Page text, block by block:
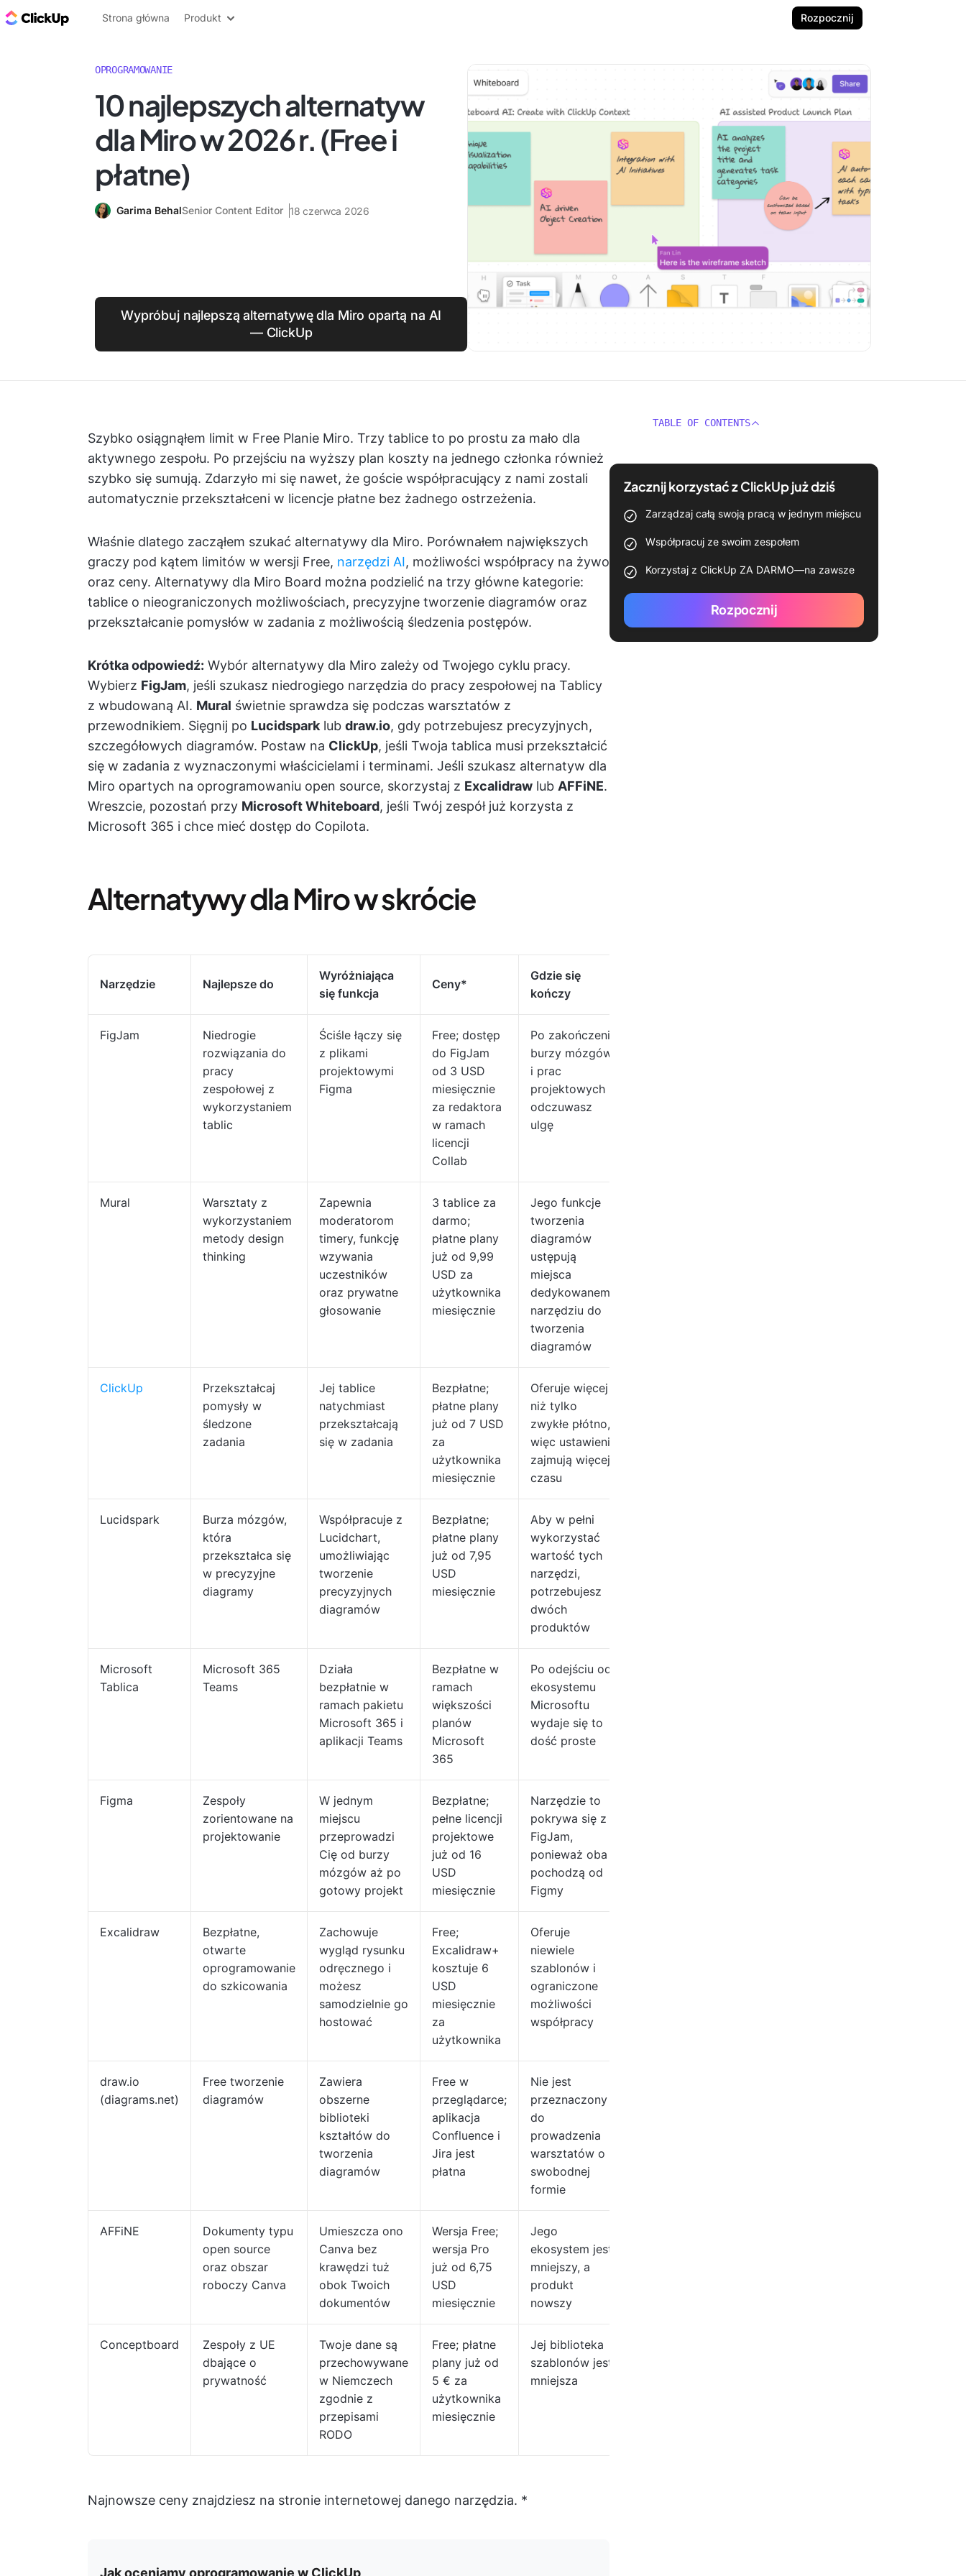
ClickUp Blog
Strona główna Produkt Rozpocznij
OPROGRAMOWANIE
10 najlepszych alternatyw
dla Miro w 2026 r. (Free i
płatne)
Garima BehalSenior Content Editor 18 czerwca 2026
Wypróbuj najlepszą alternatywę dla Miro opartą na AI
— ClickUp
Szybko osiągnąłem limit w Free Planie Miro. Trzy tablice to po prostu za mało dla
aktywnego zespołu. Po przejściu na wyższy plan koszty na jednego członka również
szybko się sumują. Zdarzyło mi się nawet, że goście współpracujący z nami zostali
automatycznie przekształceni w licencje płatne bez żadnego ostrzeżenia.
Właśnie dlatego zacząłem szukać alternatywy dla Miro. Porównałem największych
graczy pod kątem limitów w wersji Free, narzędzi AI, możliwości współpracy na żywo
oraz ceny. Alternatywy dla Miro Board można podzielić na trzy główne kategorie:
tablice o nieograniczonych możliwościach, precyzyjne tworzenie diagramów oraz
przekształcanie pomysłów w zadania z możliwością śledzenia postępów.
Krótka odpowiedź: Wybór alternatywy dla Miro zależy od Twojego cyklu pracy.
Wybierz FigJam, jeśli szukasz niedrogiego narzędzia do pracy zespołowej na Tablicy
z wbudowaną AI. Mural świetnie sprawdza się podczas warsztatów z
przewodnikiem. Sięgnij po Lucidspark lub draw.io, gdy potrzebujesz precyzyjnych,
szczegółowych diagramów. Postaw na ClickUp, jeśli Twoja tablica musi przekształcić
się w zadania z wyznaczonymi właścicielami i terminami. Jeśli szukasz alternatyw dla
Miro opartych na oprogramowaniu open source, skorzystaj z Excalidraw lub AFFiNE.
Wreszcie, pozostań przy Microsoft Whiteboard, jeśli Twój zespół już korzysta z
Microsoft 365 i chce mieć dostęp do Copilota.
Alternatywy dla Miro w skrócie
Narzędzie Najlepsze do
Wyróżniająca
się funkcja
Ceny*
Gdzie się
kończy
FigJam
Niedrogie
rozwiązania do
pracy
zespołowej z
wykorzystaniem
tablic
Ściśle łączy się
z plikami
projektowymi
Figma
Free; dostęp
do FigJam
od 3 USD
miesięcznie
za redaktora
w ramach
licencji
Collab
Po zakończeniu
burzy mózgów
i prac
projektowych
odczuwasz
ulgę
Mural
Warsztaty z
wykorzystaniem
metody design
thinking
Zapewnia
moderatorom
timery, funkcję
wzywania
uczestników
oraz prywatne
głosowanie
3 tablice za
darmo;
płatne plany
już od 9,99
USD za
użytkownika
miesięcznie
Jego funkcje
tworzenia
diagramów
ustępują
miejsca
dedykowanemu
narzędziu do
tworzenia
diagramów
ClickUp
Przekształcaj
pomysły w
śledzone
zadania
Jej tablice
natychmiast
przekształcają
się w zadania
Bezpłatne;
płatne plany
już od 7 USD
za
użytkownika
miesięcznie
Oferuje więcej
niż tylko
zwykłe płótno,
więc ustawienia
zajmują więcej
czasu
Lucidspark
Burza mózgów,
która
przekształca się
w precyzyjne
diagramy
Współpracuje z
Lucidchart,
umożliwiając
tworzenie
precyzyjnych
diagramów
Bezpłatne;
płatne plany
już od 7,95
USD
miesięcznie
Aby w pełni
wykorzystać
wartość tych
narzędzi,
potrzebujesz
dwóch
produktów
Microsoft
Tablica
Microsoft 365
Teams
Działa
bezpłatnie w
ramach pakietu
Microsoft 365 i
aplikacji Teams
Bezpłatne w
ramach
większości
planów
Microsoft
365
Po odejściu od
ekosystemu
Microsoftu
wydaje się to
dość proste
Figma
Zespoły
zorientowane na
projektowanie
W jednym
miejscu
przeprowadzi
Cię od burzy
mózgów aż po
gotowy projekt
Bezpłatne;
pełne licencji
projektowe
już od 16
USD
miesięcznie
Narzędzie to
pokrywa się z
FigJam,
ponieważ oba
pochodzą od
Figmy
Excalidraw
Bezpłatne,
otwarte
oprogramowanie
do szkicowania
Zachowuje
wygląd rysunku
odręcznego i
możesz
samodzielnie go
hostować
Free;
Excalidraw+
kosztuje 6
USD
miesięcznie
za
użytkownika
Oferuje
niewiele
szablonów i
ograniczone
możliwości
współpracy
draw.io
(diagrams.net)
Free tworzenie
diagramów
Zawiera
obszerne
biblioteki
kształtów do
tworzenia
diagramów
Free w
przeglądarce;
aplikacja
Confluence i
Jira jest
płatna
Nie jest
przeznaczony
do
prowadzenia
warsztatów o
swobodnej
formie
AFFiNE
Dokumenty typu
open source
oraz obszar
roboczy Canva
Umieszcza ono
Canva bez
krawędzi tuż
obok Twoich
dokumentów
Wersja Free;
wersja Pro
już od 6,75
USD
miesięcznie
Jego
ekosystem jest
mniejszy, a
produkt
nowszy
Conceptboard
Zespoły z UE
dbające o
prywatność
Twoje dane są
przechowywane
w Niemczech
zgodnie z
przepisami
RODO
Free; płatne
plany już od
5 € za
użytkownika
miesięcznie
Jej biblioteka
szablonów jest
mniejsza
Najnowsze ceny znajdziesz na stronie internetowej danego narzędzia. *
Jak oceniamy oprogramowanie w ClickUp
TABLE OF CONTENTS
Zacznij korzystać z ClickUp już dziś
Zarządzaj całą swoją pracą w jednym miejscu
Współpracuj ze swoim zespołem
Korzystaj z ClickUp ZA DARMO—na zawsze
Rozpocznij